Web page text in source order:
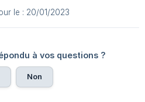
le : 20/01/2023
à vos questions ?
Non